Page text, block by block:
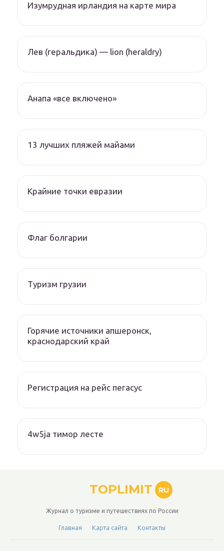
Изумрудная ирландия на карте мира
Лев (геральдика) — lion (heraldry)
Анапа «все включено»
13 лучших пляжей майами
Крайние точки евразии
Флаг болгарии
Туризм грузии
Горячие источники апшеронск,
краснодарский край
Регистрация на рейс пегасус
4w5ja тимор лесте
TOPLIMIT RU
Журнал о туризме и путешествиях по России
Главная Карта сайта Контакты